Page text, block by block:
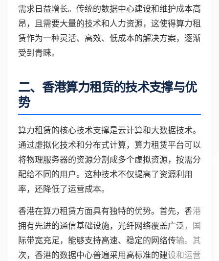
需求日益增长。传统的数据中心建设和维护成本高
昂，且需要大量的技术和人力资源，这使得算力租
赁作为一种灵活、高效、低成本的解决方案，逐渐
受到青睐。
二、香港算力租赁的技术支撑与优
势
算力租赁的核心技术支撑是云计算和大数据技术。
通过虚拟化技术和分布式计算，算力租赁平台可以
将物理服务器的资源分割成多个虚拟资源，按需分
配给不同的用户。这种技术不仅提高了资源利用
率，还降低了运营成本。
香港在算力租赁方面具有独特的优势。首先，香港
拥有先进的通信基础设施，光纤网络覆盖广泛，国
际带宽充足，能够支持高速、稳定的网络传输。其
次，香港的数据中心普遍采用高标准的建设和运营